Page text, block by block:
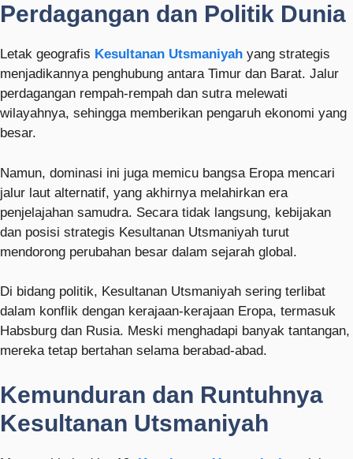
Perdagangan dan Politik Dunia
Letak geografis Kesultanan Utsmaniyah yang strategis
menjadikannya penghubung antara Timur dan Barat. Jalur
perdagangan rempah-rempah dan sutra melewati
wilayahnya, sehingga memberikan pengaruh ekonomi yang
besar.
Namun, dominasi ini juga memicu bangsa Eropa mencari
jalur laut alternatif, yang akhirnya melahirkan era
penjelajahan samudra. Secara tidak langsung, kebijakan
dan posisi strategis Kesultanan Utsmaniyah turut
mendorong perubahan besar dalam sejarah global.
Di bidang politik, Kesultanan Utsmaniyah sering terlibat
dalam konflik dengan kerajaan-kerajaan Eropa, termasuk
Habsburg dan Rusia. Meski menghadapi banyak tantangan,
mereka tetap bertahan selama berabad-abad.
Kemunduran dan Runtuhnya
Kesultanan Utsmaniyah